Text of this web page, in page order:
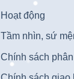
Hoạt động
Tầm nhìn, sứ
Chính sách